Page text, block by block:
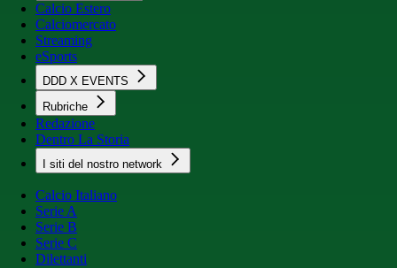
Calcio Estero
Calciomercato
Streaming
eSports
DDD X EVENTS
Rubriche
Redazione
Dentro La Storia
I siti del nostro network
Calcio Italiano
Serie A
Serie B
Serie C
Dilettanti